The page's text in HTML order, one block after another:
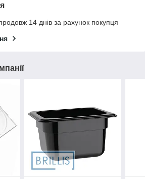
14 днів за рахунок покупця